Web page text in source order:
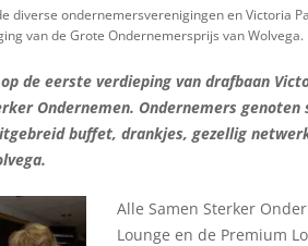
diverse ondernemersverenigingen en Victoria
van de Grote Ondernemersprijs van Wolvega.
de eerste verdieping van drafbaan
Ondernemen. Ondernemers
buffet, drankjes, gezellig
Alle Samen Sterker
Lounge en de Premium